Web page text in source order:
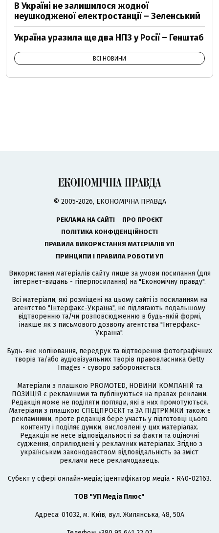
В Україні не залишилося жодної
неушкодженої електростанції – Зеленський
Україна уразила ще два НПЗ у Росії – Генштаб
ВСІ НОВИНИ
© 2005-2026, ЕКОНОМІЧНА ПРАВДА
РЕКЛАМА НА САЙТІ
ПРО ПРОЄКТ
ПОЛІТИКА КОНФІДЕНЦІЙНОСТІ
ПРАВИЛА ВИКОРИСТАННЯ МАТЕРІАЛІВ УП
ПРИНЦИПИ І ПРАВИЛА РОБОТИ УП
Використання матеріалів сайту лише за умови посилання (для
інтернет-видань - гіперпосилання) на "Економічну правду".
Всі матеріали, які розміщені на цьому сайті із посиланням на
агентство "Інтерфакс-Україна", не підлягають подальшому
відтворенню та/чи розповсюдженню в будь-якій формі,
інакше як з письмового дозволу агентства "Інтерфакс-
Україна".
Будь-яке копіювання, передрук та відтворення фотографічних
творів та/або аудіовізуальних творів правовласника Getty
Images - суворо забороняється.
Матеріали з плашкою PROMOTED, НОВИНИ КОМПАНІЙ та
ПОЗИЦІЯ є рекламними та публікуються на правах реклами.
Редакція може не поділяти погляди, які в них промотуються.
Матеріали з плашкою СПЕЦПРОЄКТ та ЗА ПІДТРИМКИ також є
рекламними, проте редакція бере участь у підготовці цього
контенту і поділяє думки, висловлені у цих матеріалах.
Редакція не несе відповідальності за факти та оціночні
судження, оприлюднені у рекламних матеріалах. Згідно з
українським законодавством відповідальність за зміст
реклами несе рекламодавець.
Cубєкт у сфері онлайн-медіа; ідентифікатор медіа - R40-02163.
ТОВ "УП Медіа Плюс"
Адреса: 01032, м. Київ, вул. Жилянська, 48, 50А